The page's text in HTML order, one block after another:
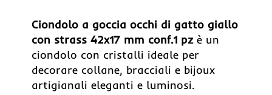
Ciondolo a goccia occhi di gatto giallo
con strass 42x17 mm conf.1 pzè un
ciondolo con cristalli ideale per
decorare collane, bracciali e bijoux
artigianali eleganti e luminosi.